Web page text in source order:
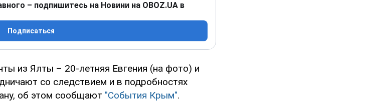
– подпишитесь на Новини на OBOZ.UA в
Подписаться
из Ялты – 20-летняя Евгения (на фото) и
со следствием и в подробностях
об этом сообщают "События Крым".